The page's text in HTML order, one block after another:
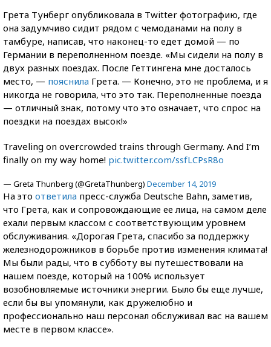
Грета Тунберг опубликовала в Twitter фотографию, где
она задумчиво сидит рядом с чемоданами на полу в
тамбуре, написав, что наконец-то едет домой — по
Германии в переполненном поезде. «Мы сидели на полу в
двух разных поездах. После Геттингена мне досталось
место, — пояснила Грета. — Конечно, это не проблема, и я
никогда не говорила, что это так. Переполненные поезда
— отличный знак, потому что это означает, что спрос на
поездки на поездах высок!»
Traveling on overcrowded trains through Germany. And I’m
finally on my way home! pic.twitter.com/ssfLCPsR8o
— Greta Thunberg (@GretaThunberg) December 14, 2019
На это ответила пресс-служба Deutsche Bahn, заметив,
что Грета, как и сопровождающие ее лица, на самом деле
ехали первым классом с соответствующим уровнем
обслуживания. «Дорогая Грета, спасибо за поддержку
железнодорожников в борьбе против изменения климата!
Мы были рады, что в субботу вы путешествовали на
нашем поезде, который на 100% использует
возобновляемые источники энергии. Было бы еще лучше,
если бы вы упомянули, как дружелюбно и
профессионально наш персонал обслуживал вас на вашем
месте в первом классе».